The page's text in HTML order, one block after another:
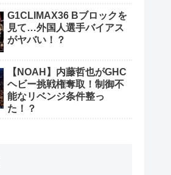
G1CLIMAX36 Bブロックを
見て…外国人選手バイアス
がヤバい！？
【NOAH】内藤哲也がGHC
ヘビー挑戦権奪取！制御不
能なリベンジ条件整っ
た！？